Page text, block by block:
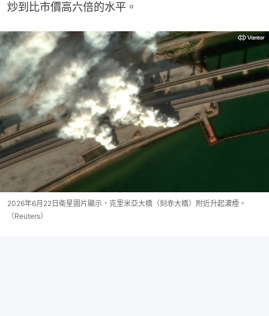
炒到比市價高六倍的水平。
2026年6月22日衛星圖片顯示，克里米亞大橋（刻赤大橋）附近升起濃煙。
（Reuters）